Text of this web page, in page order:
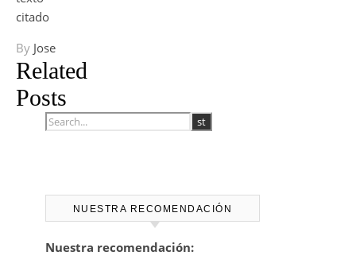
citado
By Jose
Related
Posts
NUESTRA RECOMENDACIÓN
Nuestra recomendación: